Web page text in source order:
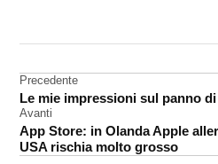
Navigazione
articoli
Precedente
Le mie impressioni sul panno
Avanti
App Store: in Olanda Apple
USA rischia molto grosso